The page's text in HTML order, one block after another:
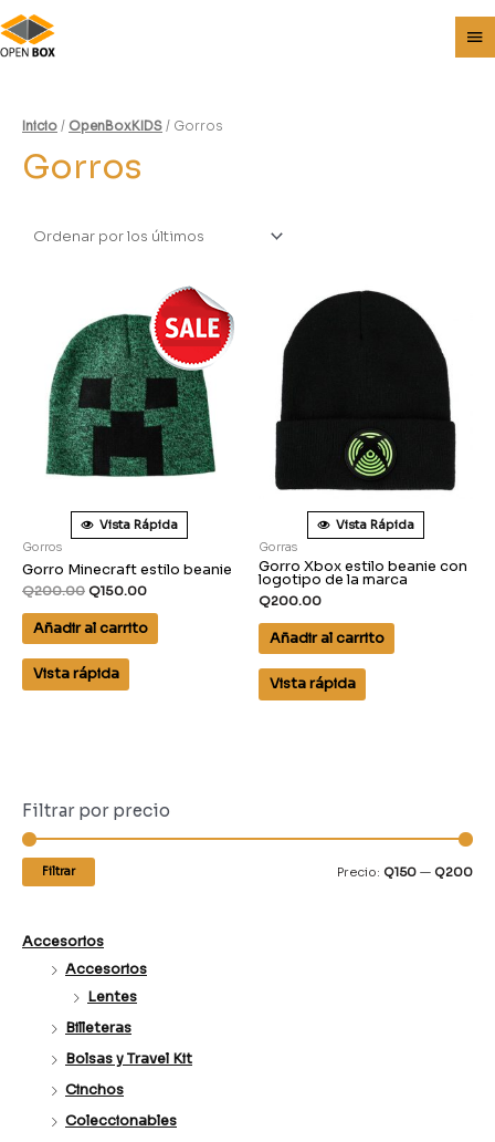
Filtrar por precio
Filtrar Precio: Q150 — Q200
Accesorios
Accesorios
Lentes
Billeteras
Bolsas y Travel Kit
Cinchos
Coleccionables
Inicio / OpenBoxKIDS / Gorros
Gorros
Vista Rápida
Gorros
Gorro Minecraft estilo beanie
Q200.00 Q150.00
Añadir al carrito
Vista rápida
Vista Rápida
Gorras
Gorro Xbox estilo beanie con
logotipo de la marca
Q200.00
Añadir al carrito
Vista rápida